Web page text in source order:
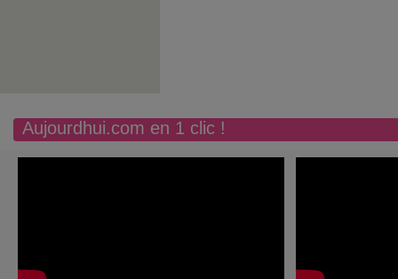
Aujourdhui.com en 1 clic !